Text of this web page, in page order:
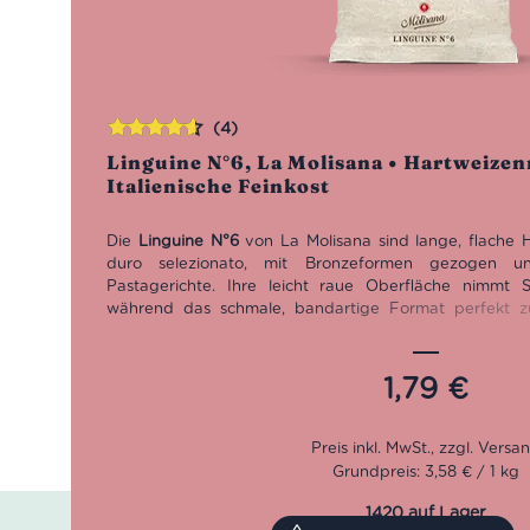
Linguine N°6, La Molisana •
Italienische Feinkost
(4)
Die Linguine N°6von La Molisana sind lange, flache
duro selezionato, mit Bronzeformen gezogen
Pastagerichte. Ihre leicht raue Oberfläche nimmt
während das schmale, bandartige Format perfekt
und 500-g-Packung sind diese italienischen Linguine
Pasta von La Molisana online kaufen und klassische
1,79 €
Bewertet
mit4.50
von 5
Grundpreis: 3,58 € / 1 kg
1420 auf Lager